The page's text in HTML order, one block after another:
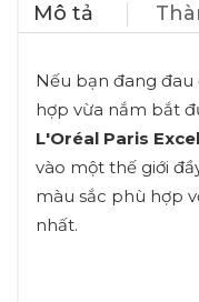
Mô tả
Nếu bạn đang
hợp vừa nắm bắt
L'Oréal Paris
vào một thế giới
màu sắc phù hợp
nhất.